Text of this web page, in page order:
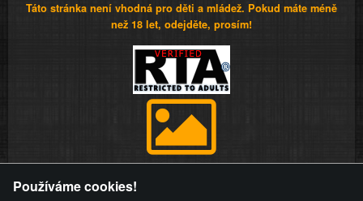
Táto stránka není vhodná pro děti a mládež. Pokud máte méně
než 18 let, odejděte, prosím!
videa a komentáře. Osoba, které se toto opatření provozovatele
Používáme cookies!